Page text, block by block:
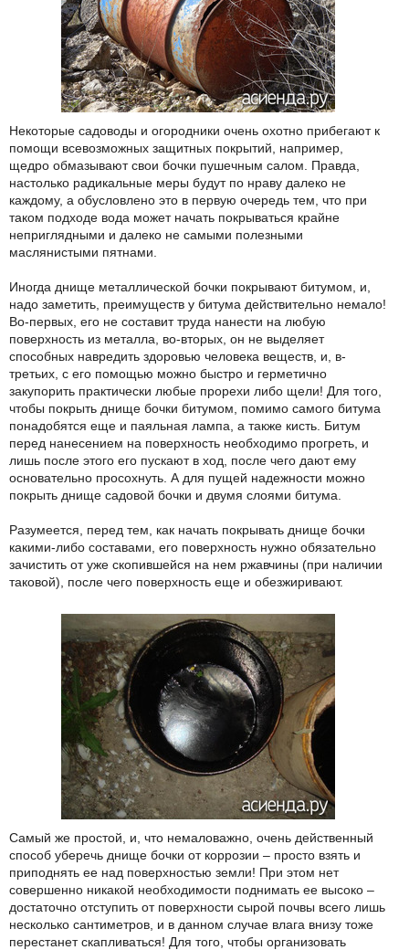
Некоторые садоводы и огородники очень охотно прибегают к
помощи всевозможных защитных покрытий, например,
щедро обмазывают свои бочки пушечным салом. Правда,
настолько радикальные меры будут по нраву далеко не
каждому, а обусловлено это в первую очередь тем, что при
таком подходе вода может начать покрываться крайне
неприглядными и далеко не самыми полезными
маслянистыми пятнами.
Иногда днище металлической бочки покрывают битумом, и,
надо заметить, преимуществ у битума действительно немало!
Во-первых, его не составит труда нанести на любую
поверхность из металла, во-вторых, он не выделяет
способных навредить здоровью человека веществ, и, в-
третьих, с его помощью можно быстро и герметично
закупорить практически любые прорехи либо щели! Для того,
чтобы покрыть днище бочки битумом, помимо самого битума
понадобятся еще и паяльная лампа, а также кисть. Битум
перед нанесением на поверхность необходимо прогреть, и
лишь после этого его пускают в ход, после чего дают ему
основательно просохнуть. А для пущей надежности можно
покрыть днище садовой бочки и двумя слоями битума.
Разумеется, перед тем, как начать покрывать днище бочки
какими-либо составами, его поверхность нужно обязательно
зачистить от уже скопившейся на нем ржавчины (при наличии
таковой), после чего поверхность еще и обезжиривают.
Самый же простой, и, что немаловажно, очень действенный
способ уберечь днище бочки от коррозии – просто взять и
приподнять ее над поверхностью земли! При этом нет
совершенно никакой необходимости поднимать ее высоко –
достаточно отступить от поверхности сырой почвы всего лишь
несколько сантиметров, и в данном случае влага внизу тоже
перестанет скапливаться! Для того, чтобы организовать